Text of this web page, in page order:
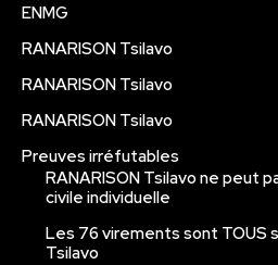
ENMG
RANARISON Tsilavo
RANARISON Tsilavo
RANARISON Tsilavo
Preuves irréfutables
RANARISON Tsilavo ne peut
civile individuelle
Les 76 virements sont TOUS
Tsilavo